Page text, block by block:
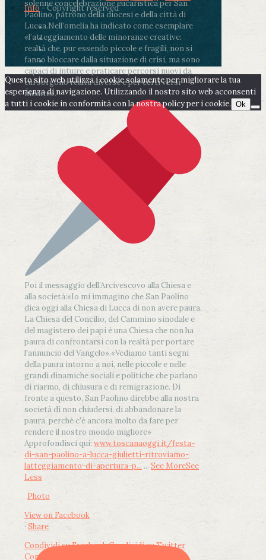
solenne concelebrazione eucaristica per San
Paolino, patrono della diocesi e della città di
Lucca.Nell’omelia ha indicato come esemplare
«l’atteggiamento delle minoranze creative:
realtà che, pur essendo piccole e fragili, non si
fanno bloccare dalla situazione di crisi, ma sono
capaci di intuire e praticare percorsi nuovi da
cui sorgono realtà diverse e per certi versi
inedite».
Poi il messaggio dell’Arcivescovo alla Chiesa e
alla società:«Io mi immagino che San Paolino
dica oggi alla Chiesa di Lucca di non avere paura.
La Chiesa del Concilio, del Cammino sinodale e
del magistero dei papi è una Chiesa che non ha
paura di confrontarsi con la realtà per portare
l'annuncio del Vangelo».«Vediamo tanti segni
della paura intorno a noi, nelle piccole e nelle
grandi dinamiche sociali e politiche che parlano
di riarmo, di chiusura e di remigrazione. Di
fronte a questo, San Paolino direbbe alla nostra
società di non chiudersi, di abbandonare la
paura, perché c'è ancora molto da fare per
rendere il nostro mondo migliore»
Approfondisci qui: www.toscanaoggi.it/festa-
di-san-paolino-a-lucca-giulietti-ritroviamo-
latteggiamento-di-apertura-p... ... See MoreSee
Less
Photo
View on Facebook
· Share
Condividi su FacebookCondividi su Twitter
Condividi su LinkedIn
Info- Copyright reserved
Questo sito web utilizza i cookie solamente per migliorare la tua
esperienza di navigazione. Utilizzando il nostro sito web acconsenti
a tutti i cookie in conformità con la nostra policy per i cookie. Ok